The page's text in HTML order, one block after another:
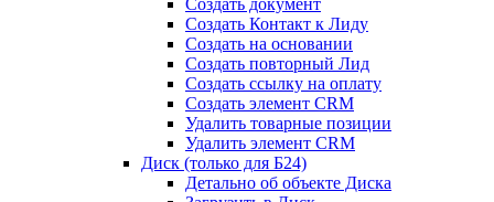
Создать документ
Создать Контакт к Лиду
Создать на основании
Создать повторный Лид
Создать ссылку на оплату
Создать элемент CRM
Удалить товарные позиции
Удалить элемент CRM
Диск (только для Б24)
Детально об объекте Диска